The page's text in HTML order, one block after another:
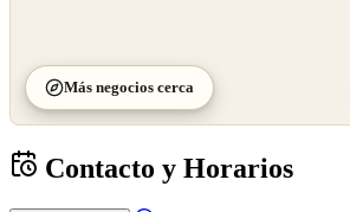
Más negocios cerca
Contacto y Horarios